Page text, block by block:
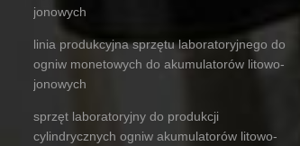
jonowych
linia produkcyjna sprzętu laboratoryjnego do
ogniw monetowych do akumulatorów litowo-
jonowych
sprzęt laboratoryjny do produkcji
cylindrycznych ogniw akumulatorów litowo-